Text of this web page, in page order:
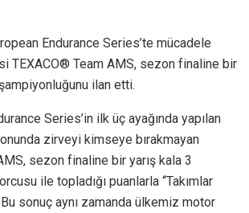
Endurance Series’te mücadele
TEXACO® Team AMS, sezon finaline bir
ilan etti.
Series’in ilk üç ayağında yapılan
zirveyi kimseye bırakmayan
sezon finaline bir yarış kala 3
ile topladığı puanlarla “Takımlar
sonuç aynı zamanda ülkemiz motor